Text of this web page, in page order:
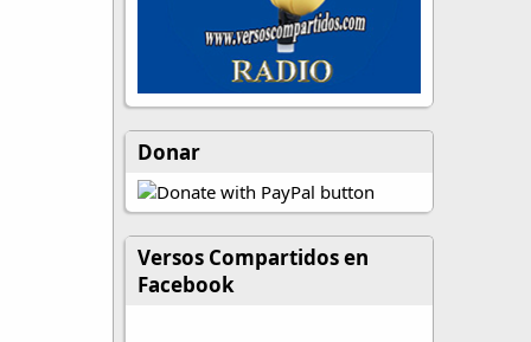
Donar
Versos Compartidos en
Facebook